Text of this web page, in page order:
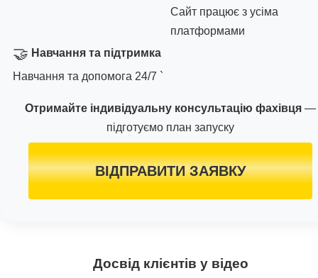
Сайт працює з усіма
платформами
🤝 Навчання та підтримка
Навчання та допомога 24/7 `
Отримайте індивідуальну консультацію фахівця —
підготуємо план запуску
ВІДПРАВИТИ ЗАЯВКУ
Досвід клієнтів у відео